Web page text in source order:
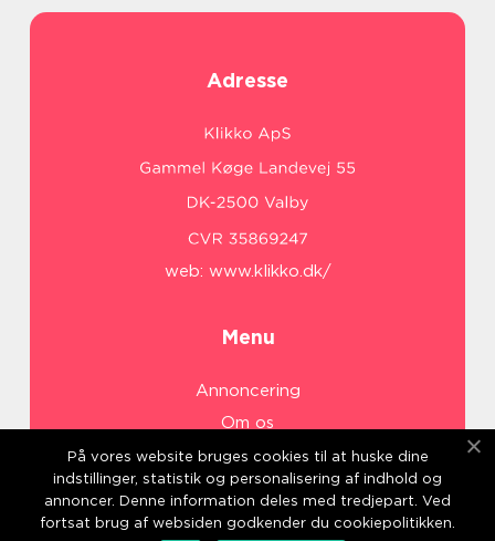
Adresse
web: www.klikko.dk/
Menu
Annoncering
Om os
Cookies
Kontakt os
Sitemap
På vores website bruges cookies til at huske dine
indstillinger, statistik og personalisering af indhold og
annoncer. Denne information deles med tredjepart. Ved
fortsat brug af websiden godkender du cookiepolitikken.